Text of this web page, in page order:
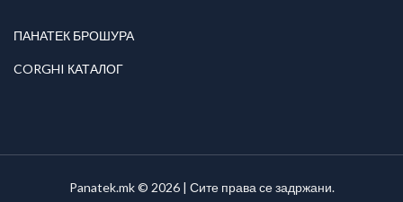
ПАНАТЕК БРОШУРА
CORGHI КАТАЛОГ
Panatek.mk © 2026 | Сите права се задржани.